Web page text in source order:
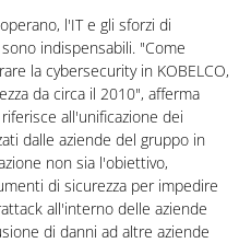
l'IT e gli sforzi di
indispensabili. "Come
la cybersecurity in KOBELCO,
da circa il 2010", afferma
all'unificazione dei
dalle aziende del gruppo in
non sia l'obiettivo,
di sicurezza per impedire
all'interno delle aziende
di danni ad altre aziende